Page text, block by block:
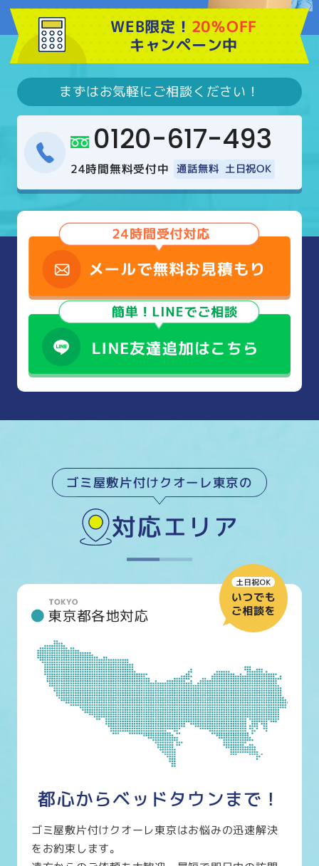
WEB限定！ 20％OFF
キャンペーン中
まずはお気軽にご相談ください！
0120-617-493
24時間無料受付中 通話無料 土日祝OK
ゴミ屋敷片付けクオーレ東京の
対応エリア
都心からベッドタウンまで！
ゴミ屋敷片付けクオーレ東京はお悩みの迅速解決
をお約束します。